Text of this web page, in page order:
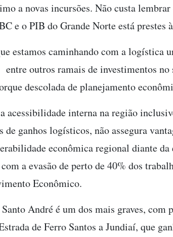
a novas incursões. Não custa
e o PIB do Grande Norte está prestes
estamos caminhando com a logística
outros ramais de investimentos
descolada de planejamento
acessibilidade interna na região
de ganhos logísticos, não assegura
econômica regional diante
a evasão de perto de 40% dos
Econômico.
Santo André é um dos mais graves,
de Ferro Santos a Jundiaí, que